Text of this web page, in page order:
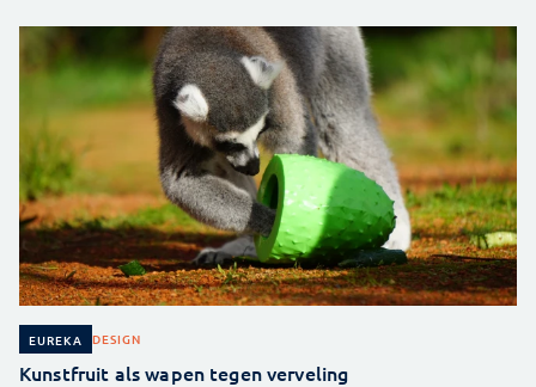
EUREKA DESIGN
Kunstfruit als wapen tegen verveling